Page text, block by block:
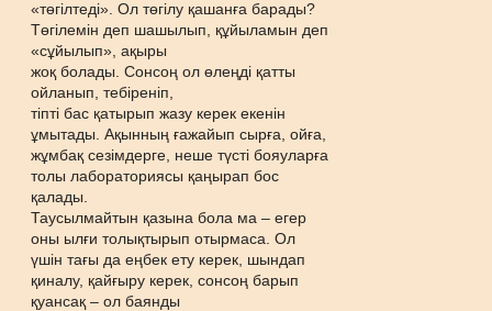
«төгілтеді». Ол төгілу қашанға барады?
Төгілемін деп шашылып, құйыламын деп
«сұйылып», ақыры
жоқ болады. Сонсоң ол өлеңді қатты
ойланып, тебіреніп,
тіпті бас қатырып жазу керек екенін
ұмытады. Ақынның ғажайып сырға, ойға,
жұмбақ сезімдерге, неше түсті бояуларға
толы лабораториясы қаңырап бос
қалады.
Таусылмайтын қазына бола ма – егер
оны ылғи толықтырып отырмаса. Ол
үшін тағы да еңбек ету керек, шындап
қиналу, қайғыру керек, сонсоң барып
қуансақ – ол баянды